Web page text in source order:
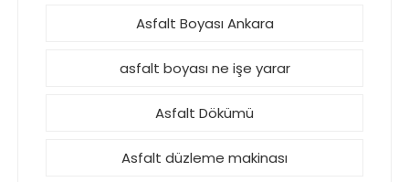
Asfalt Boyası Ankara
asfalt boyası ne işe yarar
Asfalt Dökümü
Asfalt düzleme makinası